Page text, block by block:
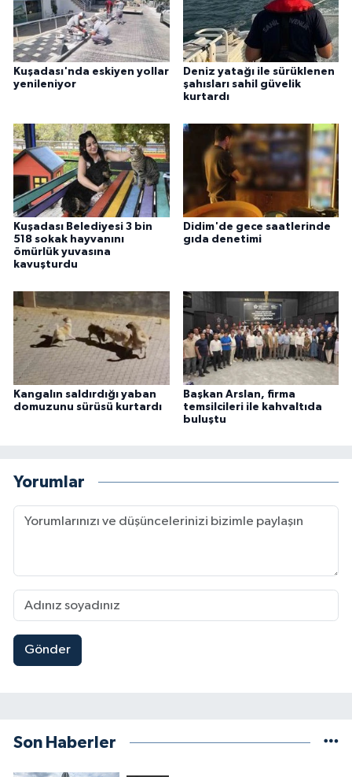
Kuşadası'nda eskiyen yollar
yenileniyor
Deniz yatağı ile sürüklenen
şahısları sahil güvelik
kurtardı
Kuşadası Belediyesi 3 bin
518 sokak hayvanını
ömürlük yuvasına
kavuşturdu
Didim'de gece saatlerinde
gıda denetimi
Kangalın saldırdığı yaban
domuzunu sürüsü kurtardı
Başkan Arslan, firma
temsilcileri ile kahvaltıda
buluştu
Yorumlar
Gönder
Son Haberler